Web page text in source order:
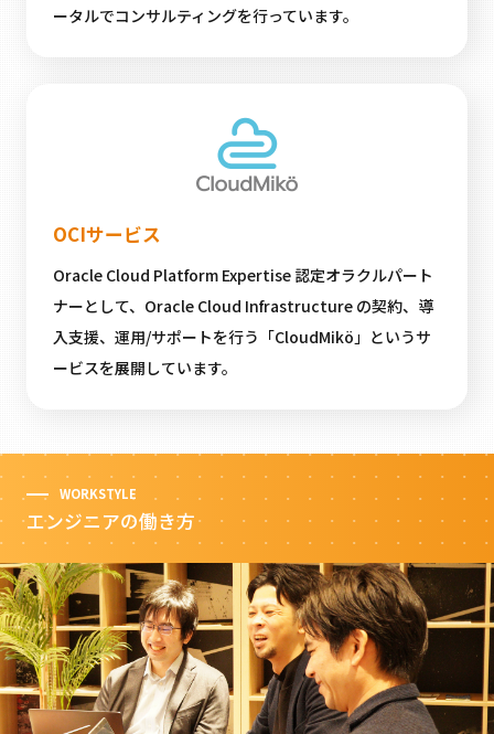
ータルでコンサルティングを行っています。
OCIサービス
Oracle Cloud Platform Expertise 認定オラクルパート
ナーとして、Oracle Cloud Infrastructure の契約、導
入支援、運用/サポートを行う「CloudMikö」というサ
ービスを展開しています。
WORKSTYLE
エンジニアの働き方